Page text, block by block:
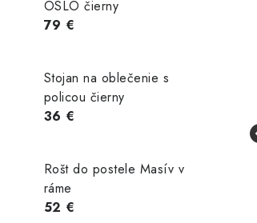
OSLO čierny
79 €
Stojan na oblečenie s
policou čierny
36 €
Rošt do postele Masív v
ráme
52 €
stojaca
predeľovacia
Dub Wotan
Doba
dodania
8-12 dní
244,00 € 244,00 €